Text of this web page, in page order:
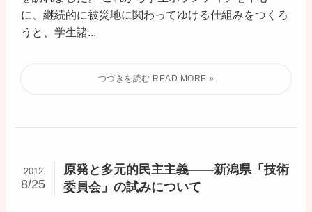
に、継続的に被災地に関わってゆける仕組みをつくろ
うと、学生諸...
原発と多元的民主主義――新潟県「技術
委員会」の試みについて
2012
8/25